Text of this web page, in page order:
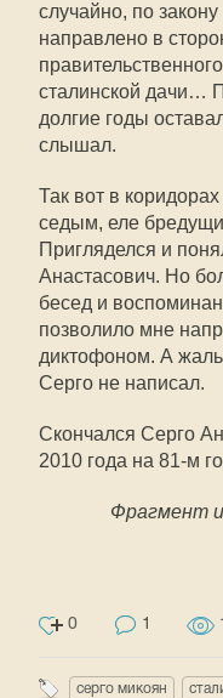
случайно, по
направлено в
сталинской дачи…
долгие годы
слышал.
Так вот в
седым, еле
Пригляделся и
Анастасович. Но
бесед и
позволило мне
диктофоном. А
Серго не написал.
Скончался Серго
2010 года на 81-м
Фрагмент
0 1
серго микоян